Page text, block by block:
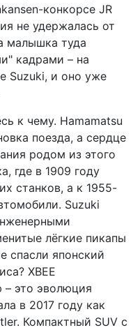
конкорсе JR
не удержалась от
малышка туда
кадрами – на
Suzuki, и оно уже
к чему. Hamamatsu
поезда, а сердце
родом из этого
где в 1909 году
станков, а к 1955-
Suzuki
лёгкие пикапы
спасли японский
XBEE
– это эволюция
в 2017 году как
Компактный SUV с